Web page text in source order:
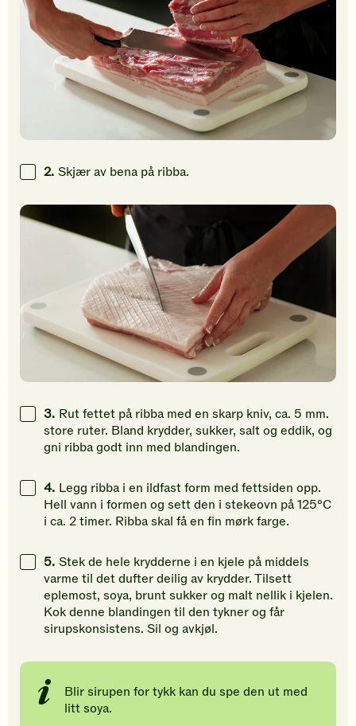
2. Skjær av bena på ribba.
3. Rut fettet på ribba med en skarp kniv, ca. 5 mm.
store ruter. Bland krydder, sukker, salt og eddik, og
gni ribba godt inn med blandingen.
4. Legg ribba i en ildfast form med fettsiden opp.
Hell vann i formen og sett den i stekeovn på 125°C
i ca. 2 timer. Ribba skal få en fin mørk farge.
5. Stek de hele krydderne i en kjele på middels
varme til det dufter deilig av krydder. Tilsett
eplemost, soya, brunt sukker og malt nellik i kjelen.
Kok denne blandingen til den tykner og får
sirupskonsistens. Sil og avkjøl.
Blir sirupen for tykk kan du spe den ut med
litt soya.